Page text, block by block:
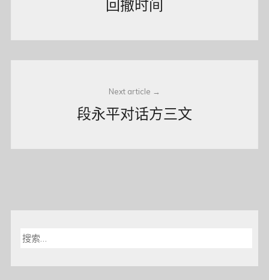
回撤时间
Next article
段永平对话方三文
搜